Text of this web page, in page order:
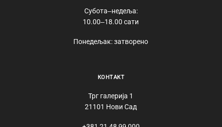
Субота‒недеља:
10.00‒18.00 сати
Понедељак: затворено
КОНТАКТ
Трг галерија 1
21101 Нови Сад